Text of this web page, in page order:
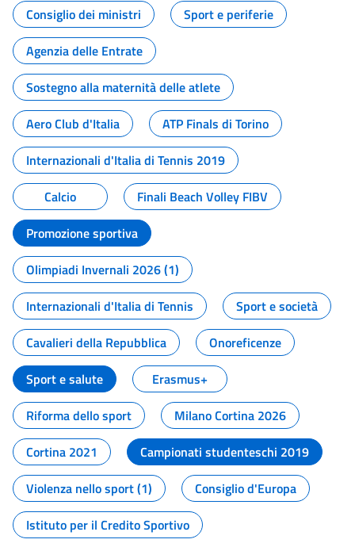
Consiglio dei ministri
Sport e periferie
Agenzia delle Entrate
Sostegno alla maternità delle atlete
Aero Club d'Italia
ATP Finals di Torino
Internazionali d'Italia di Tennis 2019
Calcio
Finali Beach Volley FIBV
Promozione sportiva
Olimpiadi Invernali 2026 (1)
Internazionali d'Italia di Tennis
Sport e società
Cavalieri della Repubblica
Onoreficenze
Sport e salute
Erasmus+
Riforma dello sport
Milano Cortina 2026
Cortina 2021
Campionati studenteschi 2019
Violenza nello sport (1)
Consiglio d'Europa
Istituto per il Credito Sportivo